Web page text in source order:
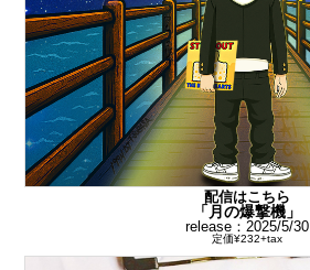
配信はこちら
「月の爆撃機」
release：2025/5/30
定価¥232+tax